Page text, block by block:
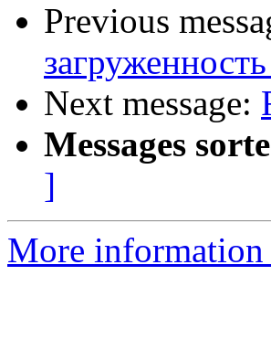
Previous
Next message:
Messages
]
More